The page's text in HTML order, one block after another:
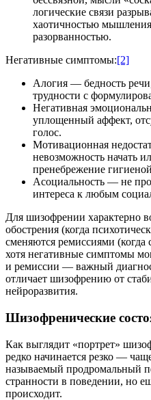
логические связи
хаотичностью
разорванностью.
Негативные симптомы:[2]
Алогия — бедность
трудности с
Негативная
уплощенный аффект,
голос.
Мотивационная
невозможность начать
пренебрежение
Асоциальность — не
интереса к любым
Для шизофрении характерно
обострения (когда
сменяются ремиссиями (когда
хотя негативные симптомы
и ремиссии — важный
отличает шизофрению от
нейроразвития.
Шизофренические
Как выглядит «портрет»
редко начинается резко —
называемый продромальный
странности в поведении, но
происходит.